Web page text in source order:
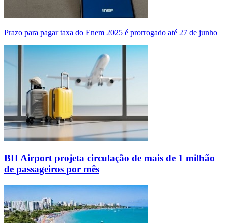
Prazo para pagar taxa do Enem 2025 é prorrogado até 27 de junho
BH Airport projeta circulação de mais de 1 milhão
de passageiros por mês